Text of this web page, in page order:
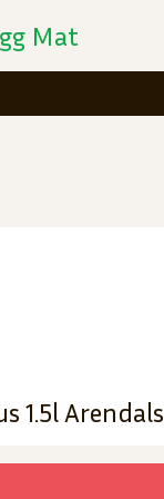
Mat
1.5l Arendals